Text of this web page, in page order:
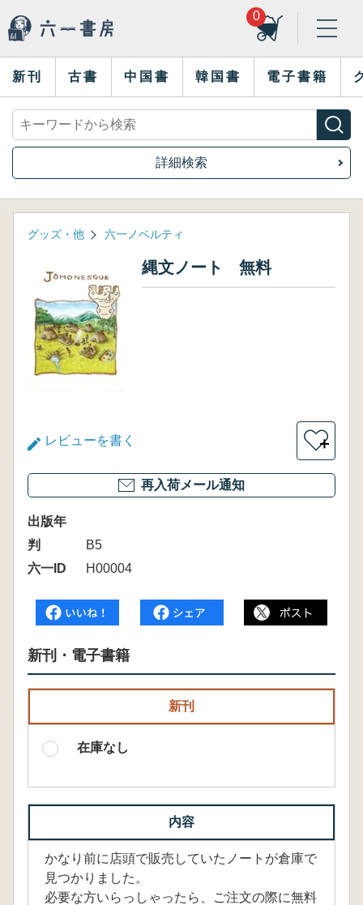
0
新刊 古書 中国書 韓国書 電子書籍
詳細検索
グッズ・他 六一ノベルティ
縄文ノート 無料
レビューを書く ＋
再入荷メール通知
出版年
判
B5
六一ID
H00004
新刊・電子書籍
新刊
在庫なし
内容
かなり前に店頭で販売していたノートが倉庫で
見つかりました。
必要な方いらっしゃったら、ご注文の際に無料